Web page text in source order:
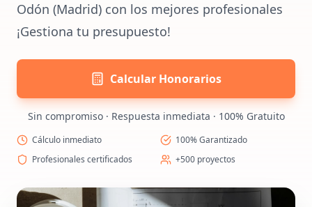
Odón (Madrid) con los mejores profesionales
¡Gestiona tu presupuesto!
Calcular Honorarios
Sin compromiso · Respuesta inmediata · 100% Gratuito
Cálculo inmediato
100% Garantizado
Profesionales certificados
+500 proyectos